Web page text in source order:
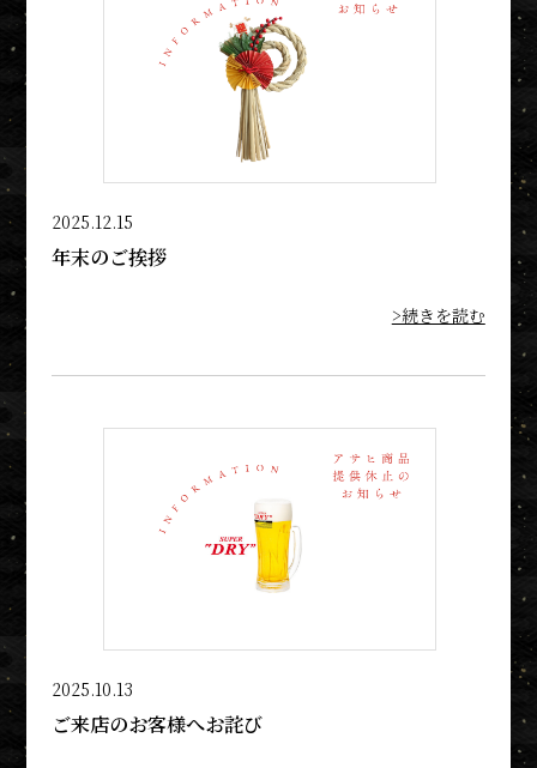
2025.12.15
年末のご挨拶
>続きを読む
2025.10.13
ご来店のお客様へお詫び